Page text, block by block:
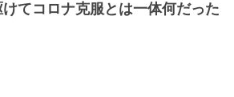
てコロナ克服とは一体何だった